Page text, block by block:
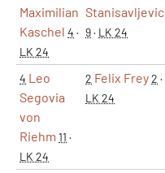
Maximilian
Kaschel 4 ·
LK 24
Stanisavljevic
9· LK 24
4 Leo
Segovia
von
Riehm 11 ·
LK 24
2 Felix Frey2 ·
LK 24